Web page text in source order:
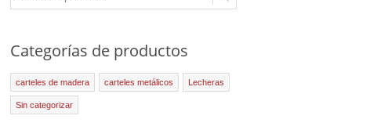
Categorías de productos
carteles de madera carteles metálicos Lecheras
Sin categorizar